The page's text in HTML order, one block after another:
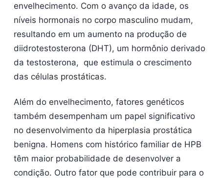
envelhecimento. Com o avanço da idade, os
níveis hormonais no corpo masculino mudam,
resultando em um aumento na produção de
diidrotestosterona (DHT), um hormônio derivado
da testosterona, que estimula o crescimento
das células prostáticas.
Além do envelhecimento, fatores genéticos
também desempenham um papel significativo
no desenvolvimento da hiperplasia prostática
benigna. Homens com histórico familiar de HPB
têm maior probabilidade de desenvolver a
condição. Outro fator que pode contribuir para o